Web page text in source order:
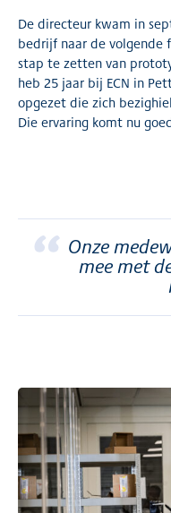
De directeur kwam in
bedrijf naar de volgende
stap te zetten van
heb 25 jaar bij ECN in
opgezet die zich
Die ervaring komt nu
“ Onze
mee met